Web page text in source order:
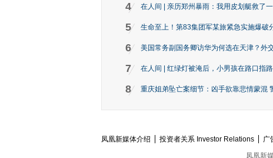
4 在人间 | 亲历郑州暴雨：我用皮划艇救了
5 生命至上！第83集团军某旅紧急实施爆破
6 美国常务副国务卿访华为何选在天津？外
7 在人间 | 红绿灯被淹后，小男孩在路口指
8 重庆姐弟坠亡案细节：凶手欲靠悲情蒙混
凤凰新媒体介绍 投资者关系 Investor Relations 广
凤凰新